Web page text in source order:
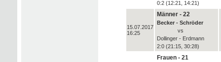
0:2 (12:21, 14:21)
15.07.2017
16:25
Männer - 22
Becker - Schröder
vs
Dollinger - Erdmann
2:0 (21:15, 30:28)
Frauen - 21